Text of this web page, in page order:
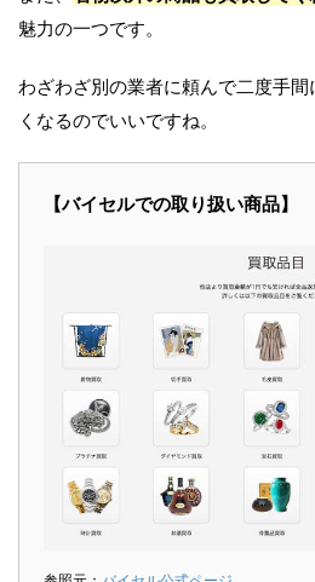
魅力の一つです。
わざわざ別の業者に頼んで二度手
くなるのでいいですね。
【バイセルでの取り扱い商品】